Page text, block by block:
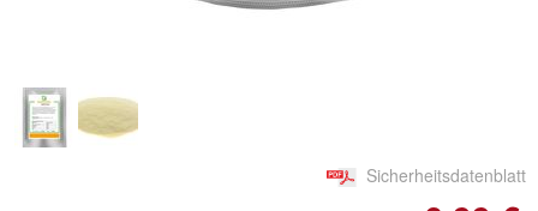
Sicherheitsdatenblatt